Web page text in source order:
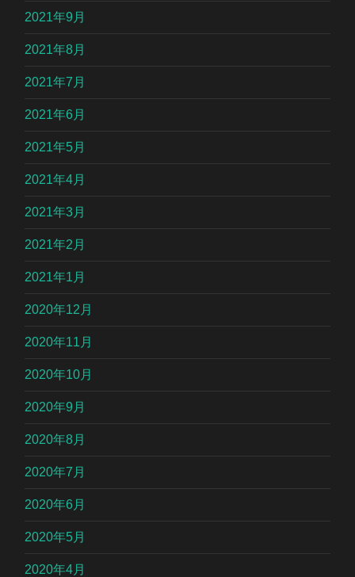
2021年9月
2021年8月
2021年7月
2021年6月
2021年5月
2021年4月
2021年3月
2021年2月
2021年1月
2020年12月
2020年11月
2020年10月
2020年9月
2020年8月
2020年7月
2020年6月
2020年5月
2020年4月